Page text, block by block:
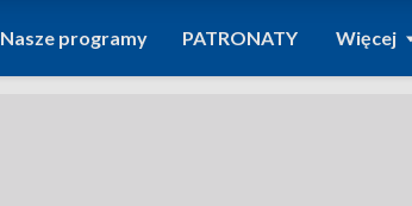
Nasze programy PATRONATY Więcej